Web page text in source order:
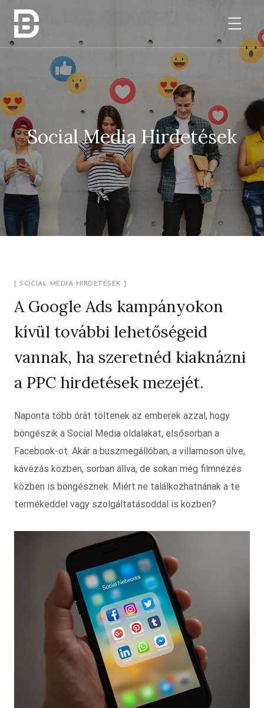
Social Media Hirdetések
[ SOCIAL MEDIA HIRDETÉSEK ]
A Google Ads kampányokon
kívül további lehetőségeid
vannak, ha szeretnéd kiaknázni
a PPC hirdetések mezejét.
Naponta több órát töltenek az emberek azzal, hogy
böngészik a Social Media oldalakat, elsősorban a
Facebook-ot. Akár a buszmegállóban, a villamoson ülve,
kávézás közben, sorban állva, de sokan még filmnézés
közben is böngésznek. Miért ne találkozhatnának a te
termékeddel vagy szolgáltatásoddal is közben?